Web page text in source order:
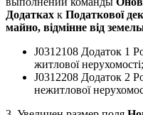
Додатках к Податкової
майно, відмінне від
J0312108 Додаток 1
житлової нерухомості;
J0312208 Додаток 2
нежитлової